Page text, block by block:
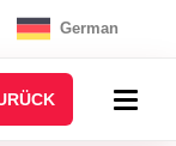
German